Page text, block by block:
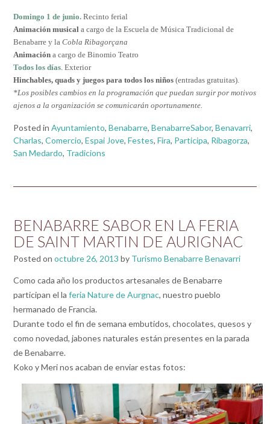
Domingo 1 de junio. Recinto ferial
Animación musical a cargo de la Escuela de Música Tradicional de
Benabarre y la Cobla Ribagorçana
Animación a cargo de Binomio Teatro
Todos los días. Exterior
Hinchables, quads y juegos para todos los niños (entradas gratuitas).
*Los posibles cambios en la programación que puedan surgir por motivos
ajenos a la organización se comunicarán oportunamente.
Posted in Ayuntamiento, Benabarre, BenabarreSabor, Benavarri,
Charlas, Comercio, Espai Jove, Festes, Fira, Participa, Ribagorza,
San Medardo, Tradicions
BENABARRE SABOR EN LA FERIA
DE SAINT MARTIN DE AURIGNAC
Posted on octubre 26, 2013 by Turismo Benabarre Benavarri
Como cada año los productos artesanales de Benabarre
participan el la feria Nature de Aurgnac, nuestro pueblo
hermanado de Francia.
Durante todo el fin de semana embutidos, chocolates, quesos y
como novedad, jabones naturales están presentes en la parada
de Benabarre.
Koko y Meri nos acaban de enviar estas fotos: